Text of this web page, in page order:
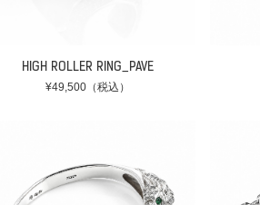
HIGH ROLLER RING_PAVE
¥49,500（税込）